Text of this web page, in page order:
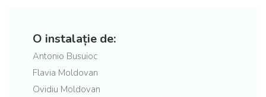
O instalație de:
Antonio Busuioc
Flavia Moldovan
Ovidiu Moldovan